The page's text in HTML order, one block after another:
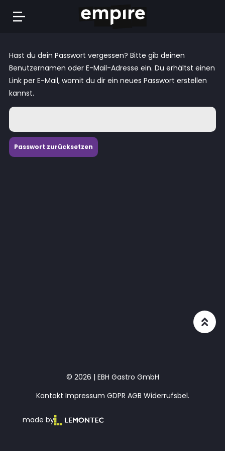
InhaltHast du dein Passwort vergessen? Bitte gib deinen
Benutzernamen oder E-Mail-Adresse ein. Du erhältst einen
Link per E-Mail, womit du dir ein neues Passwort erstellen
kannst.
Passwort zurücksetzen
© 2026 | EBH Gastro GmbH
Kontakt Impressum GDPR AGB Widerrufsbel.
made by